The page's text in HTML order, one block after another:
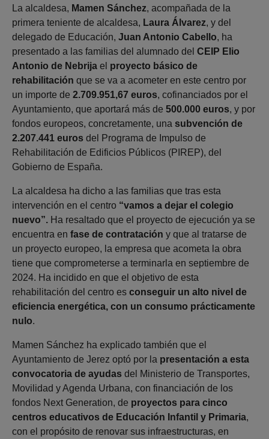
La alcaldesa, Mamen Sánchez, acompañada de la
primera teniente de alcaldesa, Laura Álvarez, y del
delegado de Educación, Juan Antonio Cabello, ha
presentado a las familias del alumnado del CEIP Elio
Antonio de Nebrija el proyecto básico de
rehabilitación que se va a acometer en este centro por
un importe de 2.709.951,67 euros, cofinanciados por el
Ayuntamiento, que aportará más de 500.000 euros, y por
fondos europeos, concretamente, una subvención de
2.207.441 euros del Programa de Impulso de
Rehabilitación de Edificios Públicos (PIREP), del
Gobierno de España.
La alcaldesa ha dicho a las familias que tras esta
intervención en el centro “vamos a dejar el colegio
nuevo”. Ha resaltado que el proyecto de ejecución ya se
encuentra en fase de contratación y que al tratarse de
un proyecto europeo, la empresa que acometa la obra
tiene que comprometerse a terminarla en septiembre de
2024. Ha incidido en que el objetivo de esta
rehabilitación del centro es conseguir un alto nivel de
eficiencia energética, con un consumo prácticamente
nulo.
Mamen Sánchez ha explicado también que el
Ayuntamiento de Jerez optó por la presentación a esta
convocatoria de ayudas del Ministerio de Transportes,
Movilidad y Agenda Urbana, con financiación de los
fondos Next Generation, de proyectos para cinco
centros educativos de Educación Infantil y Primaria,
con el propósito de renovar sus infraestructuras, en